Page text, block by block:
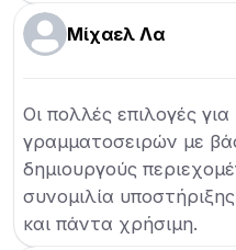
Μίχαελ Λα
Οι πολλές επιλογές
γραμματοσειρών με
δημιουργούς
συνομιλία
και πάντα χρήσιμη.